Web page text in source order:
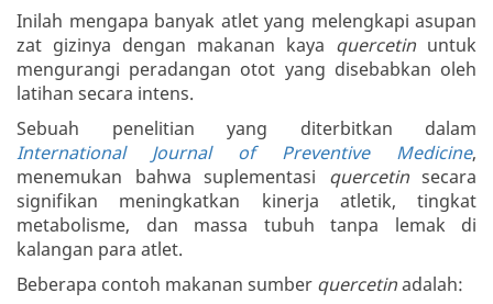
Inilah mengapa banyak atlet yang melengkapi asupan
zat gizinya dengan makanan kaya quercetin untuk
mengurangi peradangan otot yang disebabkan oleh
latihan secara intens.
Sebuah penelitian yang diterbitkan dalam
International Journal of Preventive Medicine,
menemukan bahwa suplementasi quercetin secara
signifikan meningkatkan kinerja atletik, tingkat
metabolisme, dan massa tubuh tanpa lemak di
kalangan para atlet.
Beberapa contoh makanan sumber quercetinadalah: